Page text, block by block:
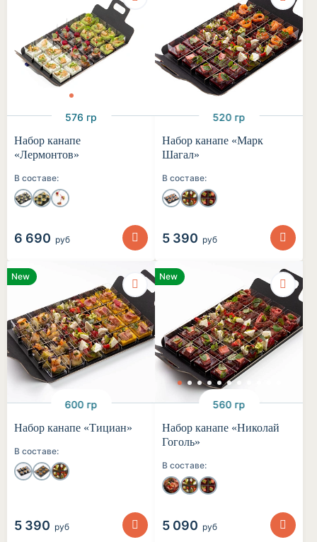
576 гр
Набор канапе
«Лермонтов»
В составе:
6 690 руб
520 гр
Набор канапе «Марк
Шагал»
В составе:
5 390 руб
New
600 гр
Набор канапе «Тициан»
В составе:
5 390 руб
New
560 гр
Набор канапе «Николай
Гоголь»
В составе:
5 090 руб